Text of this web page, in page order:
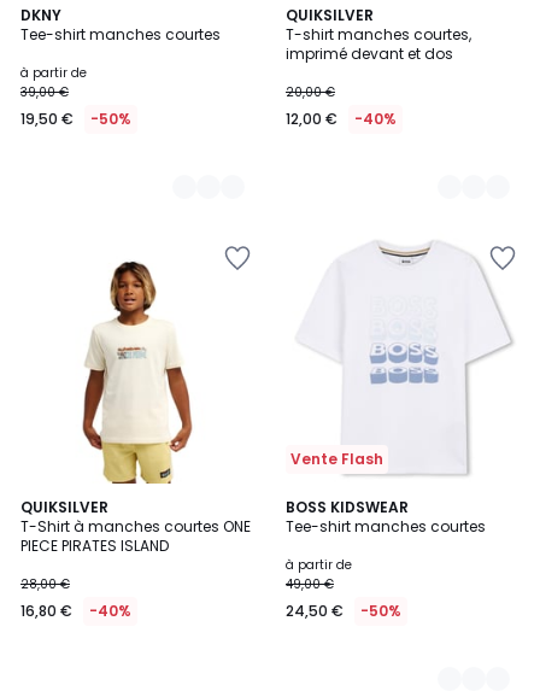
DKNY
Tee-shirt manches courtes
à partir de
39,00 €
19,50 € -50%
2
Couleurs
QUIKSILVER
T-shirt manches courtes,
imprimé devant et dos
20,00 €
12,00 € -40%
3
Couleurs
QUIKSILVER
T-Shirt à manches courtes ONE
PIECE PIRATES ISLAND
28,00 €
16,80 € -40%
Vente Flash
BOSS KIDSWEAR
Tee-shirt manches courtes
à partir de
49,00 €
24,50 € -50%
4
Couleurs